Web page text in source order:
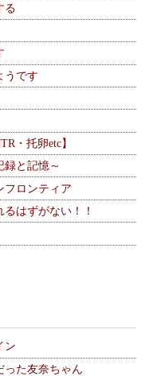
る
うです
・托卵etc】
と記憶～
フロンティア
るはずがない！！
ン
った友奈ちゃん